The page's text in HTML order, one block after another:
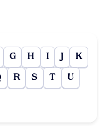
G H I J K
R S T U